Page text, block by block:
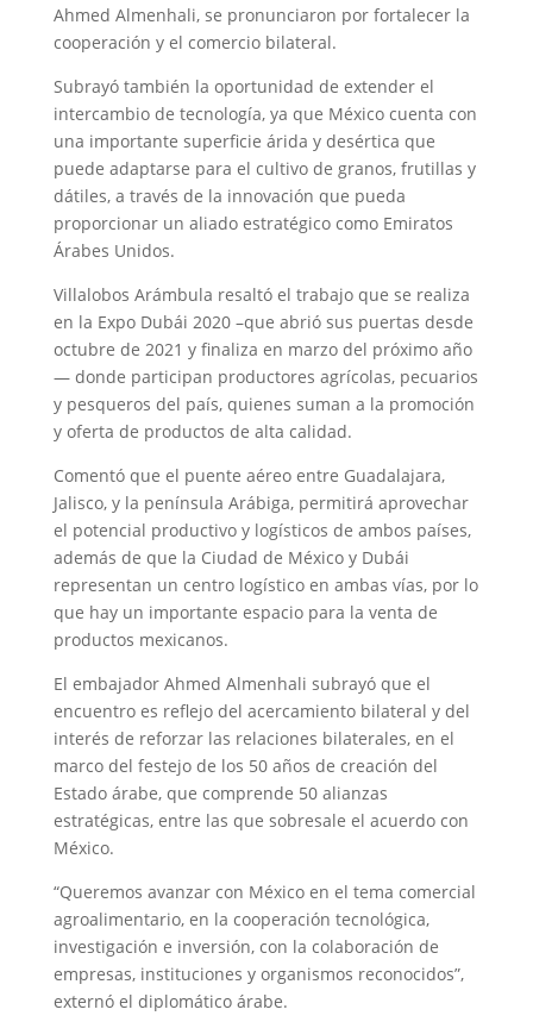
Ahmed Almenhali, se pronunciaron por fortalecer la
cooperación y el comercio bilateral.
Subrayó también la oportunidad de extender el
intercambio de tecnología, ya que México cuenta con
una importante superficie árida y desértica que
puede adaptarse para el cultivo de granos, frutillas y
dátiles, a través de la innovación que pueda
proporcionar un aliado estratégico como Emiratos
Árabes Unidos.
Villalobos Arámbula resaltó el trabajo que se realiza
en la Expo Dubái 2020 –que abrió sus puertas desde
octubre de 2021 y finaliza en marzo del próximo año
— donde participan productores agrícolas, pecuarios
y pesqueros del país, quienes suman a la promoción
y oferta de productos de alta calidad.
Comentó que el puente aéreo entre Guadalajara,
Jalisco, y la península Arábiga, permitirá aprovechar
el potencial productivo y logísticos de ambos países,
además de que la Ciudad de México y Dubái
representan un centro logístico en ambas vías, por lo
que hay un importante espacio para la venta de
productos mexicanos.
El embajador Ahmed Almenhali subrayó que el
encuentro es reflejo del acercamiento bilateral y del
interés de reforzar las relaciones bilaterales, en el
marco del festejo de los 50 años de creación del
Estado árabe, que comprende 50 alianzas
estratégicas, entre las que sobresale el acuerdo con
México.
“Queremos avanzar con México en el tema comercial
agroalimentario, en la cooperación tecnológica,
investigación e inversión, con la colaboración de
empresas, instituciones y organismos reconocidos”,
externó el diplomático árabe.